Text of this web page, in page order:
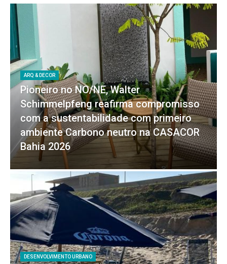
ARQ & DECOR
Pioneiro no NO/NE, Walter
Schimmelpfeng reafirma compromisso
com a sustentabilidade com primeiro
ambiente Carbono neutro na CASACOR
Bahia 2026
DESENVOLVIMENTO URBANO